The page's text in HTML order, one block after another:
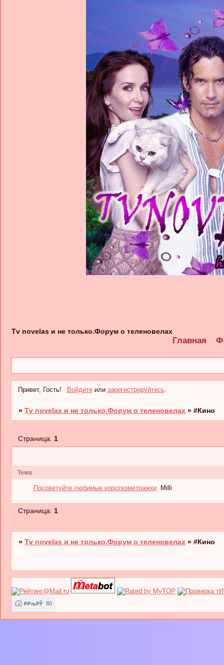
Tv novelas и не только.Форум о теленовелах
Главная
Привет, Гость! Войдитеили зарегистрируйтесь.
»Tv novelas и не только.Форум о теленовелах »#Кино
Страница:1
Тема
Посоветуйте любимые короткометражки Milli
Страница: 1
»Tv novelas и не только.Форум о теленовелах »#Кино
РРљРЎ 80